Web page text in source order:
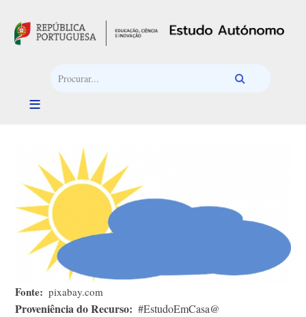
Fonte pixabay.com
Proveniência do Recurso #EstudoEmCasa@